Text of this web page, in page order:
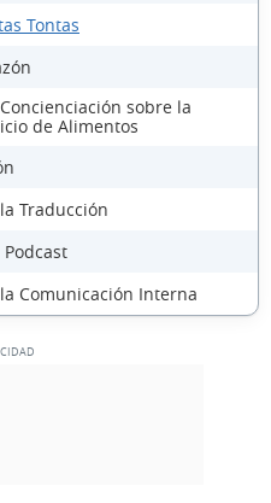
Tontas
sobre la
de Alimentos
Traducción
Comunicación Interna